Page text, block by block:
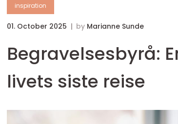
inspiration
01. October 2025 by Marianne Sunde
Begravelsesbyrå:
livets siste reise